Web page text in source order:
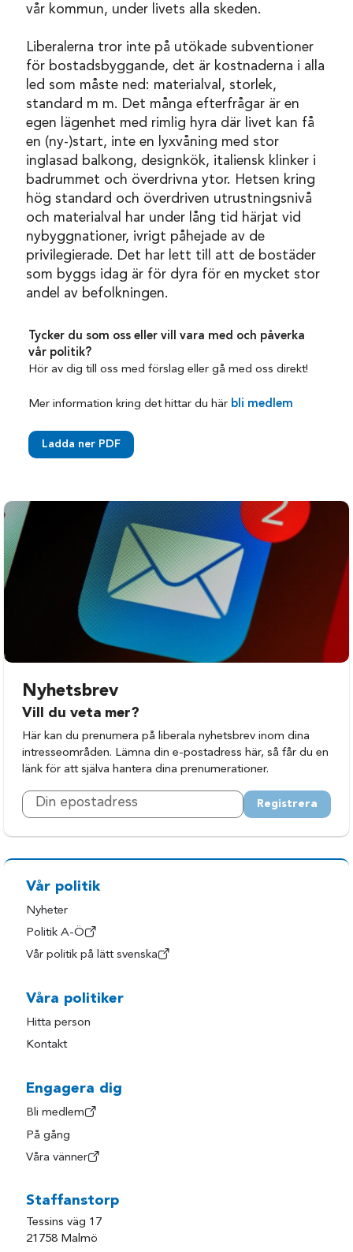
vår kommun, under livets alla skeden.
Liberalerna tror inte på utökade subventioner
för bostadsbyggande, det är kostnaderna i alla
led som måste ned: materialval, storlek,
standard m m. Det många efterfrågar är en
egen lägenhet med rimlig hyra där livet kan få
en (ny-)start, inte en lyxvåning med stor
inglasad balkong, designkök, italiensk klinker i
badrummet och överdrivna ytor. Hetsen kring
hög standard och överdriven utrustningsnivå
och materialval har under lång tid härjat vid
nybyggnationer, ivrigt påhejade av de
privilegierade. Det har lett till att de bostäder
som byggs idag är för dyra för en mycket stor
andel av befolkningen.
Tycker du som oss eller vill vara med och påverka
vår politik?
Hör av dig till oss med förslag eller gå med oss direkt!
Mer information kring det hittar du här bli medlem
Ladda ner PDF
Nyhetsbrev
Vill du veta mer?
Här kan du prenumera på liberala nyhetsbrev inom dina
intresseområden. Lämna din e-postadress här, så får du en
länk för att själva hantera dina prenumerationer.
Registrera
Vår politik
Nyheter
Politik A-Ö
Vår politik på lätt svenska
Våra politiker
Hitta person
Kontakt
Engagera dig
Bli medlem
På gång
Våra vänner
Staffanstorp
Tessins väg 17
21758 Malmö